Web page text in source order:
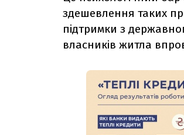
здешевлення таких
підтримки з
власників житла